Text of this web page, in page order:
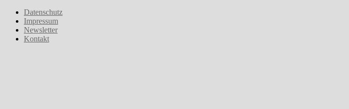
Zum
Inhalt
springen
Datenschutz
Impressum
Newsletter
Kontakt